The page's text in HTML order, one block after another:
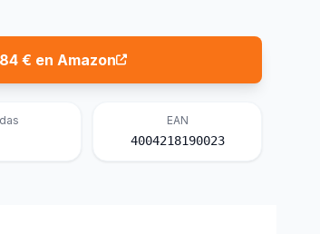
€ en Amazon
EAN
4004218190023